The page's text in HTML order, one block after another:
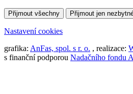
Přijmout všechny Přijmout jen
Nastavení cookies
grafika: AnFas, spol. s r. o. , realizace:
s finanční podporou Nadačního fondu